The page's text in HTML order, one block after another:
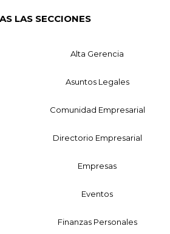
LAS SECCIONES
Alta Gerencia
Asuntos Legales
Comunidad Empresarial
Directorio Empresarial
Empresas
Eventos
Finanzas Personales